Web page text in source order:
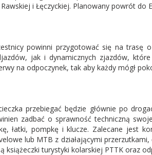
i Łęczyckiej. Planowany powrót do
powinni przygotować się na trasę
jak i dynamicznych zjazdów,
na odpoczynek, tak aby każdy mógł
przebiegać będzie głównie po
zadbać o sprawność techniczną
łatki, pompkę i klucze. Zalecane jest
lub MTB z działającymi
książeczki turystyki kolarskiej PTTK oraz